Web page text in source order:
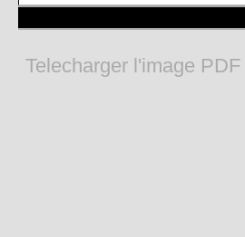
Telecharger l'image